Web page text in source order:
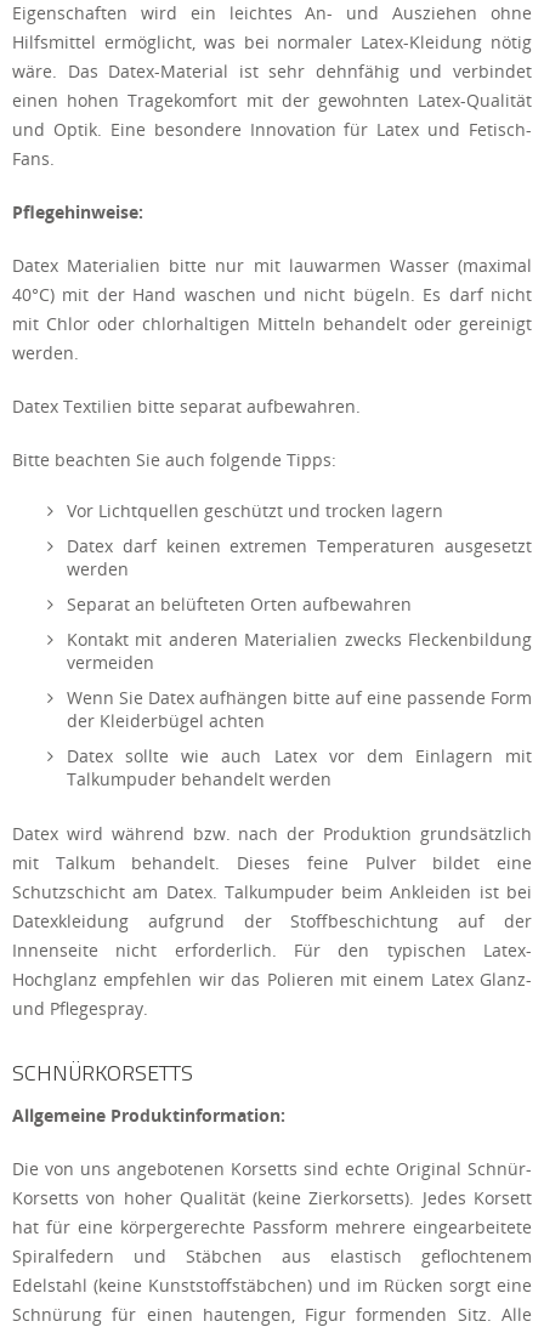
Eigenschaften wird ein leichtes An- und Ausziehen ohne
Hilfsmittel ermöglicht, was bei normaler Latex-Kleidung nötig
wäre. Das Datex-Material ist sehr dehnfähig und verbindet
einen hohen Tragekomfort mit der gewohnten Latex-Qualität
und Optik. Eine besondere Innovation für Latex und Fetisch-
Fans.
Pflegehinweise:
Datex Materialien bitte nur mit lauwarmen Wasser (maximal
40°C) mit der Hand waschen und nicht bügeln. Es darf nicht
mit Chlor oder chlorhaltigen Mitteln behandelt oder gereinigt
werden.
Datex Textilien bitte separat aufbewahren.
Bitte beachten Sie auch folgende Tipps:
Vor Lichtquellen geschützt und trocken lagern
Datex darf keinen extremen Temperaturen ausgesetzt
werden
Separat an belüfteten Orten aufbewahren
Kontakt mit anderen Materialien zwecks Fleckenbildung
vermeiden
Wenn Sie Datex aufhängen bitte auf eine passende Form
der Kleiderbügel achten
Datex sollte wie auch Latex vor dem Einlagern mit
Talkumpuder behandelt werden
Datex wird während bzw. nach der Produktion grundsätzlich
mit Talkum behandelt. Dieses feine Pulver bildet eine
Schutzschicht am Datex. Talkumpuder beim Ankleiden ist bei
Datexkleidung aufgrund der Stoffbeschichtung auf der
Innenseite nicht erforderlich. Für den typischen Latex-
Hochglanz empfehlen wir das Polieren mit einem Latex Glanz-
und Pflegespray.
SCHNÜRKORSETTS
Allgemeine Produktinformation:
Die von uns angebotenen Korsetts sind echte Original Schnür-
Korsetts von hoher Qualität (keine Zierkorsetts). Jedes Korsett
hat für eine körpergerechte Passform mehrere eingearbeitete
Spiralfedern und Stäbchen aus elastisch geflochtenem
Edelstahl (keine Kunststoffstäbchen) und im Rücken sorgt eine
Schnürung für einen hautengen, Figur formenden Sitz. Alle